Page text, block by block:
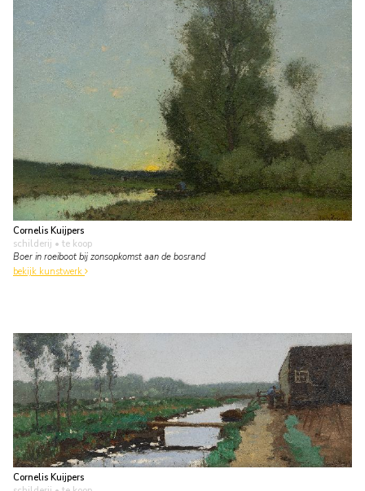
Cornelis Kuijpers
schilderij • te koop
Boer in roeiboot bij zonsopkomst aan de bosrand
bekijk kunstwerk
Cornelis Kuijpers